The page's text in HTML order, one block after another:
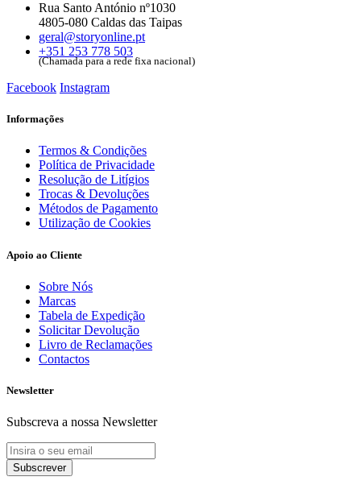
Rua Santo António nº1030
4805-080 Caldas das Taipas
geral@storyonline.pt
+351 253 778 503
(Chamada para a rede fixa nacional)
Facebook Instagram
Informações
Termos & Condições
Política de Privacidade
Resolução de Litígios
Trocas & Devoluções
Métodos de Pagamento
Utilização de Cookies
Apoio ao Cliente
Sobre Nós
Marcas
Tabela de Expedição
Solicitar Devolução
Livro de Reclamações
Contactos
Newsletter
Subscreva a nossa Newsletter
Subscrever